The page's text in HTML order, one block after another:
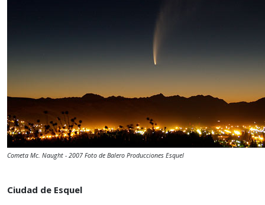
Cometa Mc. Naught - 2007 Foto de Balero Producciones Esquel
Ciudad de Esquel